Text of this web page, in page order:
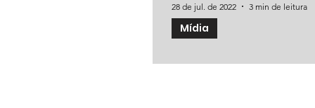
Mídia
28 de jul. de 2022 3 min de leitura